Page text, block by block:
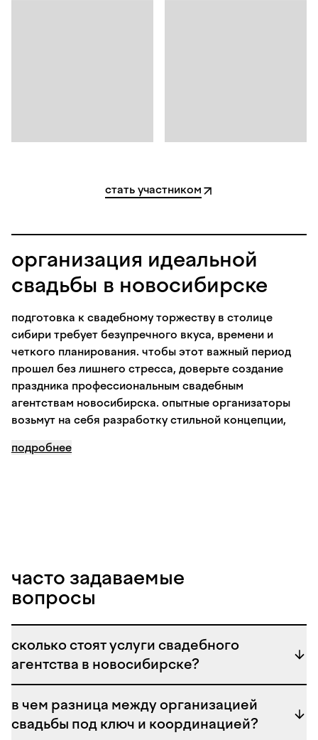
стать участником
организация идеальной
свадьбы в новосибирске
подготовка к свадебному торжеству в столице
сибири требует безупречного вкуса, времени и
четкого планирования. чтобы этот важный период
прошел без лишнего стресса, доверьте создание
праздника профессиональным свадебным
агентствам новосибирска. опытные организаторы
возьмут на себя разработку стильной концепции,
логистических задач. ваш персональный менеджер
как выбрать агентство для
свадьбы под ключ
в каталоге портала the fair представлены только
проверенные свадебные организаторы. мы
рекомендуем внимательно изучать реальные
портфолио, сравнивать стартовые цены и читать
честные отзывы пар, чтобы найти команду своей
мечты. профессиональное агентство не только
подробнее
часто задаваемые
вопросы
сколько стоят услуги свадебного
агентства в новосибирске?
в чем разница между организацией
свадьбы под ключ и координацией?